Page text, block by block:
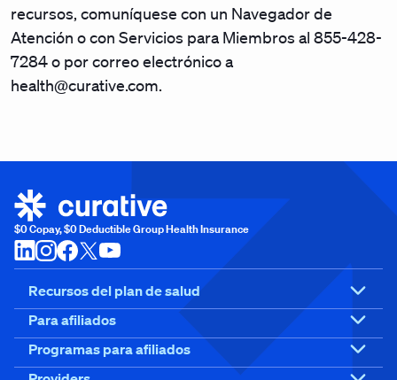
recursos, comuníquese con un Navegador de
Atención o con Servicios para Miembros al 855-428-
7284 o por correo electrónico a
health@curative.com.
$0 Copay, $0 Deductible Group Health Insurance
Recursos del plan de salud
Para afiliados
Programas para afiliados